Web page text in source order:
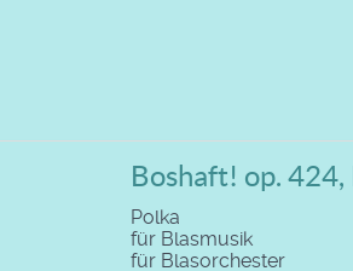
Boshaft! op.
Polka
für Blasmusik
für Blasorchester